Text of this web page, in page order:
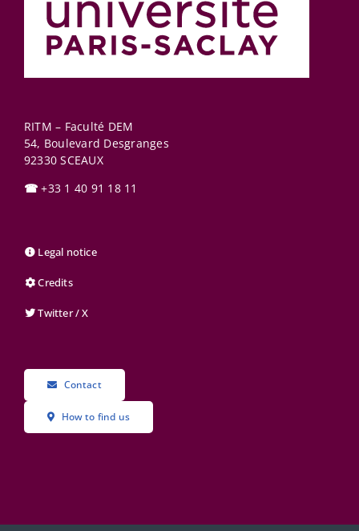
RITM – Faculté DEM
54, Boulevard Desgranges
92330 SCEAUX
☎ +33 1 40 91 18 11
Legal notice
Credits
Twitter / X
Contact
How to find us